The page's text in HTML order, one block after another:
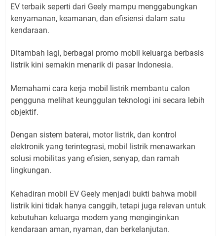
EV terbaik seperti dari Geely mampu menggabungkan
kenyamanan, keamanan, dan efisiensi dalam satu
kendaraan.
Ditambah lagi, berbagai promo mobil keluarga berbasis
listrik kini semakin menarik di pasar Indonesia.
Memahami cara kerja mobil listrik membantu calon
pengguna melihat keunggulan teknologi ini secara lebih
objektif.
Dengan sistem baterai, motor listrik, dan kontrol
elektronik yang terintegrasi, mobil listrik menawarkan
solusi mobilitas yang efisien, senyap, dan ramah
lingkungan.
Kehadiran mobil EV Geely menjadi bukti bahwa mobil
listrik kini tidak hanya canggih, tetapi juga relevan untuk
kebutuhan keluarga modern yang menginginkan
kendaraan aman, nyaman, dan berkelanjutan.